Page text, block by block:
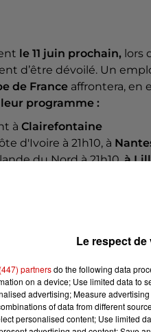
le 11 juin prochain, lors
d’être dévoilé. Un
de France affrontera, en
programme :
à Clairefontaine
d'Ivoire à 21h10, à
du Nord à 21h10,à
à
à
finale possible
refus du dépôt de
votre accord en
Le respect
partnersdo the following data
on a device; Use limited data to
advertising; Measure
of data from different
personalised content; Use limited